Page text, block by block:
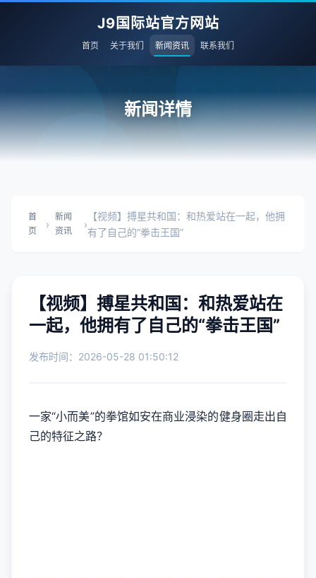
J9国际站官方网站
首页 关于我们 新闻资讯 联系我们
新闻详情
首
页
›
新闻
资讯
›
【视频】搏星共和国：和热爱站在一起，他拥
有了自己的“拳击王国”
【视频】搏星共和国：和热爱站在
一起，他拥有了自己的“拳击王国”
发布时间：2026-05-28 01:50:12
一家“小而美”的拳馆如安在商业浸染的健身圈走出自
己的特征之路？